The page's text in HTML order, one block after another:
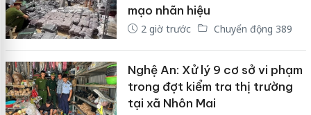
mạo nhãn hiệu
2 giờ trước Chuyển động 389
Nghệ An: Xử lý 9 cơ sở vi phạm
trong đợt kiểm tra thị trường
tại xã Nhôn Mai